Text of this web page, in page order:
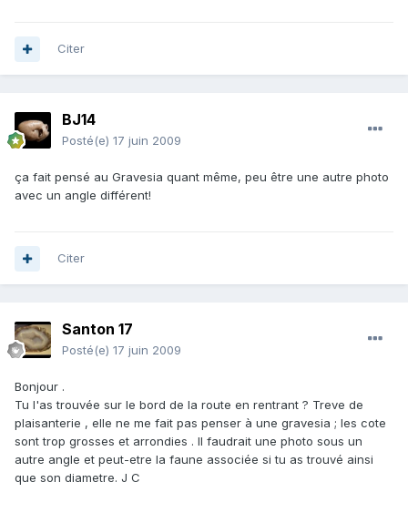
Citer
BJ14
Posté(e) 17 juin 2009
ça fait pensé au Gravesia quant même, peu être une autre photo
avec un angle différent!
Citer
Santon 17
Posté(e) 17 juin 2009
Bonjour .
Tu l'as trouvée sur le bord de la route en rentrant ? Treve de
plaisanterie , elle ne me fait pas penser à une gravesia ; les cote
sont trop grosses et arrondies . Il faudrait une photo sous un
autre angle et peut-etre la faune associée si tu as trouvé ainsi
que son diametre. J C